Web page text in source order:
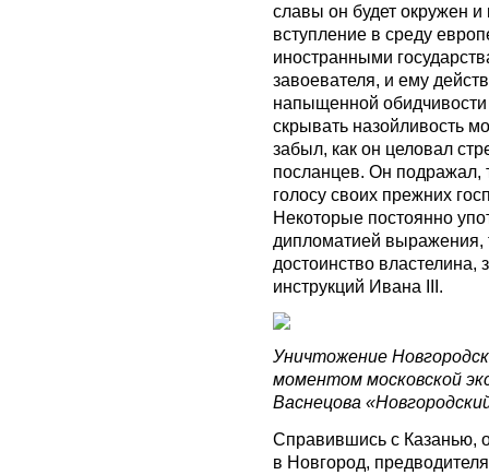
славы он будет окружен и
вступление в среду
иностранными
завоевателя, и ему
напыщенной
скрывать назойливость
забыл, как он целовал
посланцев. Он подражал,
голосу своих прежних
Некоторые постоянно
дипломатией выражения,
достоинство властелина,
инструкций Ивана III.
Уничтожение
моментом московской
Васнецова
Справившись с Казанью,
в Новгород,